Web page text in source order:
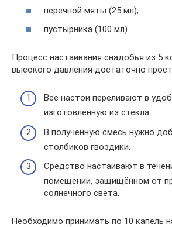
перечной мяты (25 мл);
пустырника (100 мл).
Процесс настаивания снадобья из 5
высокого давления достаточно
Все настои переливают в
изготовленную из стекла.
В полученную смесь нужно
столбиков гвоздики.
Средство настаивают в
помещении, защищённом от
солнечного света.
Необходимо принимать по 10 капель